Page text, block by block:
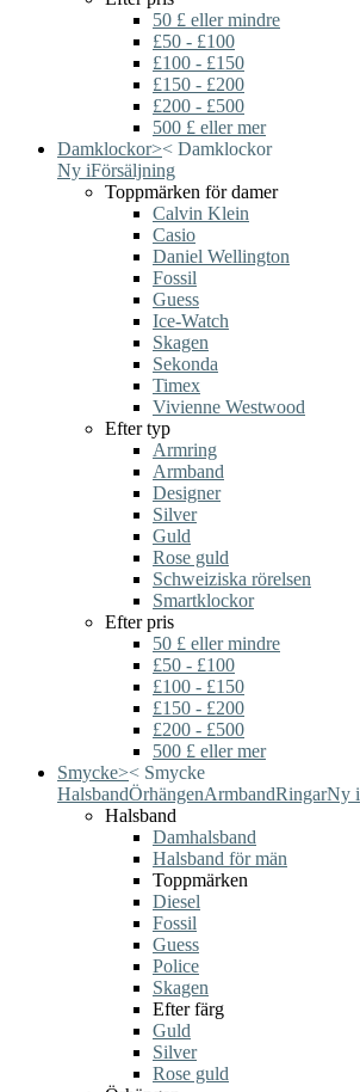
50 £ eller mindre
£50 - £100
£100 - £150
£150 - £200
£200 - £500
500 £ eller mer
Damklockor>< Damklockor
Ny iFörsäljning
Toppmärken för damer
Calvin Klein
Casio
Daniel Wellington
Fossil
Guess
Ice-Watch
Skagen
Sekonda
Timex
Vivienne Westwood
Efter typ
Armring
Armband
Designer
Silver
Guld
Rose guld
Schweiziska rörelsen
Smartklockor
Efter pris
50 £ eller mindre
£50 - £100
£100 - £150
£150 - £200
£200 - £500
500 £ eller mer
Smycke>< Smycke
HalsbandÖrhängenArmbandRingarNy i
Halsband
Damhalsband
Halsband för män
Toppmärken
Diesel
Fossil
Guess
Police
Skagen
Efter färg
Guld
Silver
Rose guld